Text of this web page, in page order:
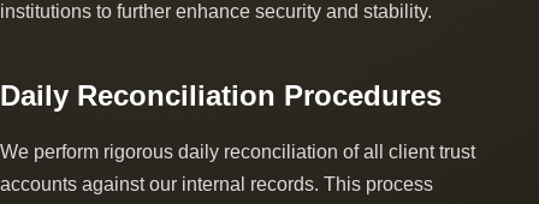
institutions to further enhance security and stability.
Daily Reconciliation Procedures
We perform rigorous daily reconciliation of all client trust
accounts against our internal records. This process